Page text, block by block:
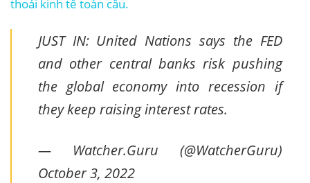
thoái kinh tế toàn cầu.
JUST IN: United Nations says the FED
and other central banks risk pushing
the global economy into recession if
they keep raising interest rates.
— Watcher.Guru (@WatcherGuru)
October 3, 2022